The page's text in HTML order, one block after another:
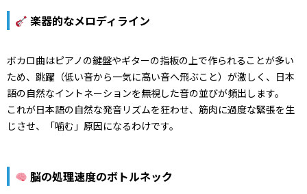
楽器的なメロディライン
ボカロ曲はピアノの鍵盤やギターの指板の上で作られることが多い
ため、跳躍（低い音から一気に高い音へ飛ぶこと）が激しく、日本
語の自然なイントネーションを無視した音の並びが頻出します。
これが日本語の自然な発音リズムを狂わせ、筋肉に過度な緊張を生
じさせ、「噛む」原因になるわけです。
脳の処理速度のボトルネック